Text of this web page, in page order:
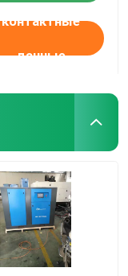
контактные
данные